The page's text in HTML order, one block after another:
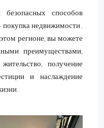
способов
недвижимости.
регионе, вы можете
преимуществами,
получение
и наслаждение